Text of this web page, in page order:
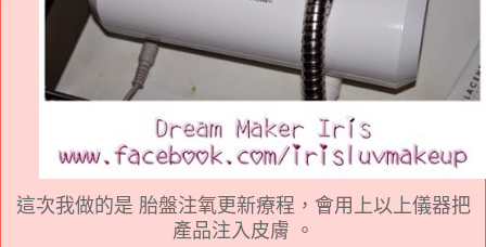
這次我做的是 胎盤注氧更新療程，會用上以上儀器把
產品注入皮膚 。